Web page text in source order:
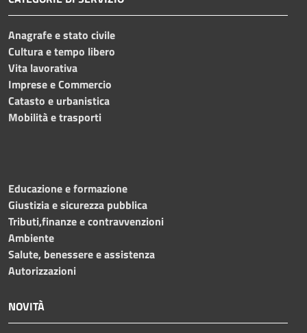
Anagrafe e stato civile
Cultura e tempo libero
Vita lavorativa
Imprese e Commercio
Catasto e urbanistica
Mobilità e trasporti
Educazione e formazione
Giustizia e sicurezza pubblica
Tributi,finanze e contravvenzioni
Ambiente
Salute, benessere e assistenza
Autorizzazioni
NOVITÀ